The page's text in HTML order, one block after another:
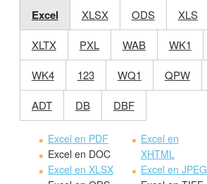
Excel XLSX ODS XLS
XLTX PXL WAB WK1
WK4 123 WQ1 QPW
ADT DB DBF
Excel en PDF
Excel en DOC
Excel en XLSX
Excel en
XHTML
Excel en JPEG